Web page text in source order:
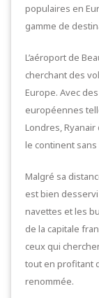
populaires en
gamme de
L’aéroport de
cherchant des
Europe. Avec
européennes
Londres,
le continent sans
Malgré sa
est bien
navettes et les
de la capitale
ceux qui
tout en profitant
renommée.